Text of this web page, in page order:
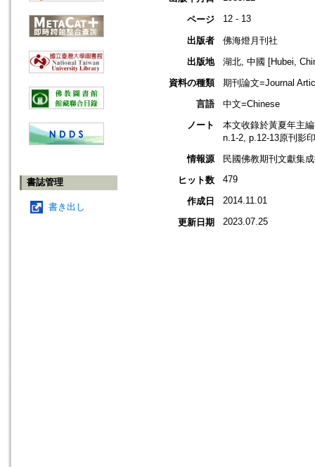
書誌管理
書き出し
ページ 12 - 13
出版者
佛海燈月刊社
出版地
湖北, 中國 [Hubei,
資料の種類
期刊論文=Journal
言語
中文=Chinese
ノート
本文收錄於黃夏年主
n.1-2, p.12-13原刊影
情報源
民國佛教期刊文獻集
ヒット数
479
作成日 2014.11.01
更新日期 2023.07.25